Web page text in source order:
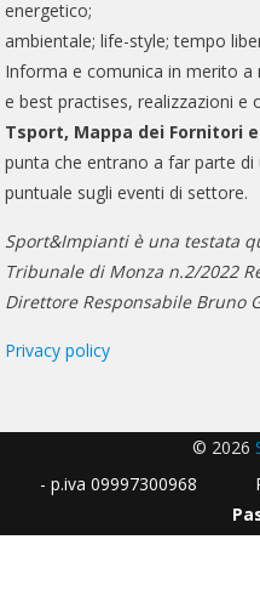
energetico;
ambientale; life-style; tempo
Informa e comunica in merito
e best practises, realizzazioni e
Tsport, Mappa dei Fornitori
punta che entrano a far parte
puntuale sugli eventi di settore.
Sport&Impianti è una testata
Tribunale di Monza n.2/2022
Direttore Responsabile Bruno
Privacy policy
© 2026
- p.iva 09997300968